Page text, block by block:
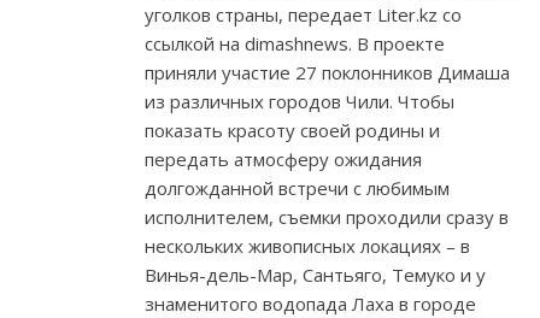
уголков страны, передает Liter.kz со
ссылкой на dimashnews. В проекте
приняли участие 27 поклонников Димаша
из различных городов Чили. Чтобы
показать красоту своей родины и
передать атмосферу ожидания
долгожданной встречи с любимым
исполнителем, съемки проходили сразу в
нескольких живописных локациях – в
Винья-дель-Мар, Сантьяго, Темуко и у
знаменитого водопада Лаха в городе